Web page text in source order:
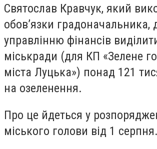
Святослав Кравчук, який
обов’язки градоначальника,
управлінню фінансів
міськради (для КП «Зелене
міста Луцька») понад 121
на озеленення.
Про це йдеться у
міського голови від 1 серпня.